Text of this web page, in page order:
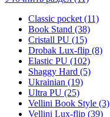
Classic pocket (11)
Book Stand (38)
Cristall PU (15)
Drobak Lux-flip (8)
Elastic PU (102)
Shaggy Hard (5)
Ukrainian (19)
Ultra PU (25)
Vellini Book Style (3)
Vellini Lux-flip (39)